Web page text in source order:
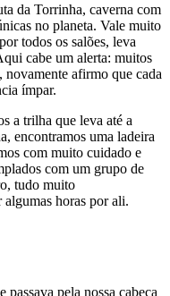
da Torrinha, caverna com
no planeta. Vale muito
todos os salões, leva
cabe um alerta: muitos
novamente afirmo que cada
ímpar.
a trilha que leva até a
encontramos uma ladeira
com muito cuidado e
com um grupo de
tudo muito
horas por ali.
pela nossa cabeça